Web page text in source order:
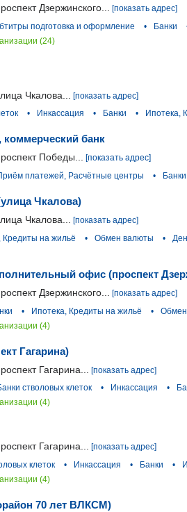
Дзержинского...
[показать адрес]
подготовка и оформление • Банки
(24)
Чкалова...
[показать адрес]
• Инкассация • Банки • Ипотека,
коммерческий банк
Победы... [показать адрес]
платежей, Расчётные центры •
Чкалова)
Чкалова...
[показать адрес]
Кредиты на жильё • Обмен валюты •
офис (проспект
Дзержинского...
[показать адрес]
• Ипотека, Кредиты на жильё •
(4)
Гагарина)
Гагарина...
[показать адрес]
стволовых клеток • Инкассация •
(4)
Гагарина... [показать адрес]
клеток • Инкассация • Банки •
(4)
70 лет ВЛКСМ)